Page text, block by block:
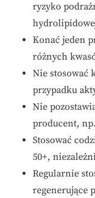
ryzyko
Konać jeden
różnych
Nie stosować
przypadku
Nie
producent,
Stosować
50+,
Regularnie
regenerujące